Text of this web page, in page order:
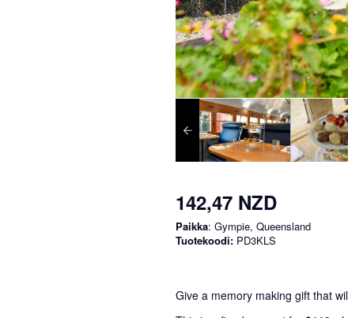
142,47 NZD
Paikka: Gympie, Queensland
Tuotekoodi: PD3KLS
Give a memory making gift that